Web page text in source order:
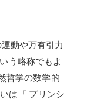
動や万有引力
う略称でもよ
哲学の数学的
は『 プリンシ